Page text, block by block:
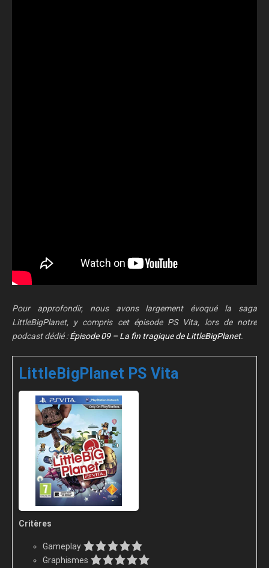
Pour approfondir, nous avons largement évoqué la saga
LittleBigPlanet, y compris cet épisode PS Vita, lors de notre
podcast dédié :Épisode 09 – La fin tragique de LittleBigPlanet.
LittleBigPlanet PS Vita
Critères
Gameplay
Graphismes